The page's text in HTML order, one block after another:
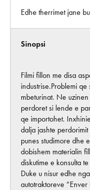
Edhe therrimet jane
Sinopsi
Filmi fillon me disa
industrise.Problemi
mbeturinat. Ne
perdoret si lende e
qe importohet.
dalja jashte
punes studimore dhe
dobishem materialin
diskutime e konsulta
Duke u nisur edhe
autotraktoreve